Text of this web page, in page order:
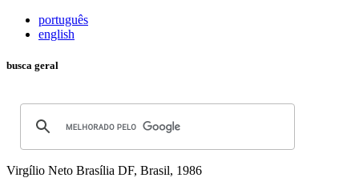
português
english
busca geral
Virgílio Neto Brasília DF, Brasil, 1986